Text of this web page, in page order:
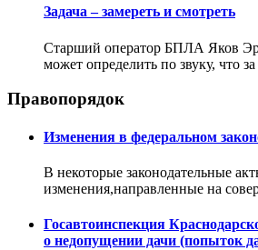
Задача – замереть и смотреть
Старший оператор БПЛА Яков
может определить по звуку, что
Правопорядок
Изменения в федеральном
В некоторые законодательные
изменения,направленные на
Госавтоинспекция
о недопущении дачи (попыток